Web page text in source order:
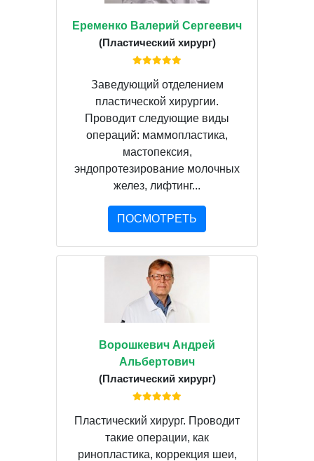
Еременко Валерий Сергеевич
(Пластический хирург)
Заведующий отделением
пластической хирургии.
Проводит следующие виды
операций: маммопластика,
мастопексия,
эндопротезирование молочных
желез, лифтинг...
ПОСМОТРЕТЬ
Ворошкевич Андрей
Альбертович
(Пластический хирург)
Пластический хирург. Проводит
такие операции, как
ринопластика, коррекция шеи,